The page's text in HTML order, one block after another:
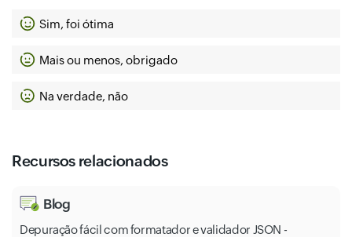
Sim, foi ótima
Mais ou menos, obrigado
Na verdade, não
Recursos relacionados
Blog
Depuração fácil com formatador e validador JSON -